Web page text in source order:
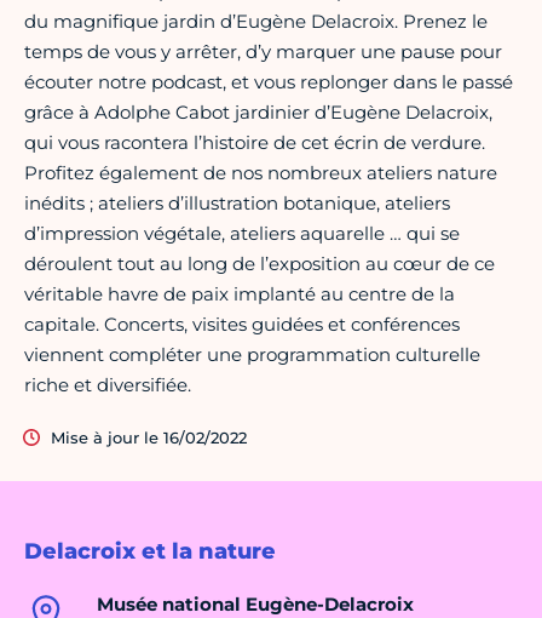
Delacroix et la nature
Musée national Eugène-Delacroix
du magnifique jardin d’Eugène Delacroix. Prenez le
temps de vous y arrêter, d’y marquer une pause pour
écouter notre podcast, et vous replonger dans le passé
grâce à Adolphe Cabot jardinier d’Eugène Delacroix,
qui vous racontera l’histoire de cet écrin de verdure.
Profitez également de nos nombreux ateliers nature
inédits ; ateliers d’illustration botanique, ateliers
d’impression végétale, ateliers aquarelle … qui se
déroulent tout au long de l’exposition au cœur de ce
véritable havre de paix implanté au centre de la
capitale. Concerts, visites guidées et conférences
viennent compléter une programmation culturelle
riche et diversifiée.
Mise à jour le 16/02/2022